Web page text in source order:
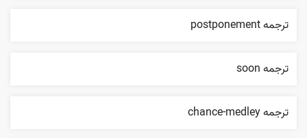
ترجمه postponement
ترجمه soon
ترجمه chance-medley